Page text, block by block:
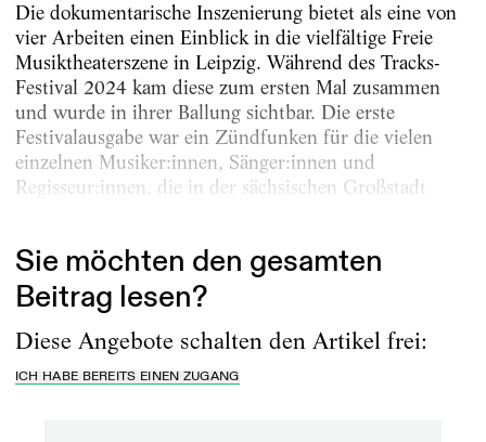
Die dokumentarische Inszenierung bietet als eine von
vier Arbeiten einen Einblick in die vielfältige Freie
Musiktheaterszene in Leipzig. Während des Tracks-
Festival 2024 kam diese zum ersten Mal zusammen
und wurde in ihrer Ballung sichtbar. Die erste
Festivalausgabe war ein Zündfunken für die vielen
einzelnen Musiker:innen, Sänger:innen und
Regisseur:innen, die in der sächsischen Großstadt
Sie möchten den gesamten
Beitrag lesen?
Diese Angebote schalten den Artikel frei:
ICH HABE BEREITS EINEN ZUGANG